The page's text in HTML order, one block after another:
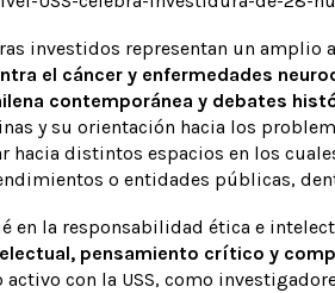
investidos representan un
el cáncer y enfermedades
contemporánea y debates
y su orientación hacia los
distintos espacios en los
o entidades públicas,
en la responsabilidad ética e
pensamiento crítico y
con la USS, como